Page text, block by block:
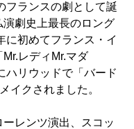
フランスの劇として誕
劇史上最長のロング
に初めてフランス・イ
レディMr.マダ
ハリウッドで「バード
イクされました。
レンツ演出、スコッ